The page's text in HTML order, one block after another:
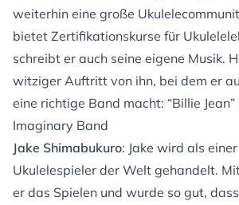
weiterhin eine große
bietet Zertifikationskurse für
schreibt er auch seine eigene Musik.
witziger Auftritt von ihn, bei dem er
eine richtige Band macht: “Billie
Imaginary Band
Jake Shimabukuro: Jake wird als
Ukulelespieler der Welt gehandelt.
er das Spielen und wurde so gut,